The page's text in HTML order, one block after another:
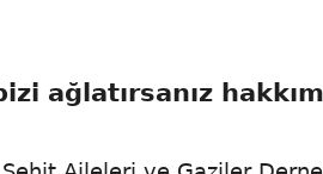
ağlatırsanız